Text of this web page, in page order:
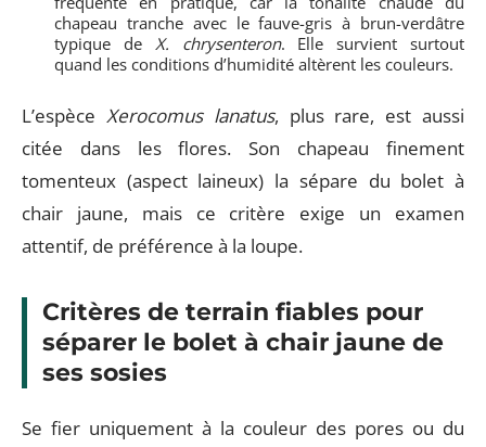
chapeau tranche avec le fauve-gris à brun-verdâtre
typique de X. chrysenteron. Elle survient surtout
quand les conditions d’humidité altèrent les couleurs.
L’espèce Xerocomus lanatus, plus rare, est aussi
citée dans les flores. Son chapeau finement
tomenteux (aspect laineux) la sépare du bolet à
chair jaune, mais ce critère exige un examen
attentif, de préférence à la loupe.
Critères de terrain fiables pour
séparer le bolet à chair jaune de
ses sosies
Se fier uniquement à la couleur des pores ou du